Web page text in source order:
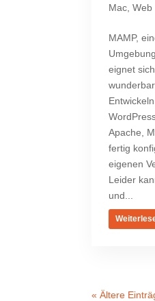
Mac ,Web
MAMP,
eignet
Apache,
fertig
eigenen
Leider
und...
« Ältere